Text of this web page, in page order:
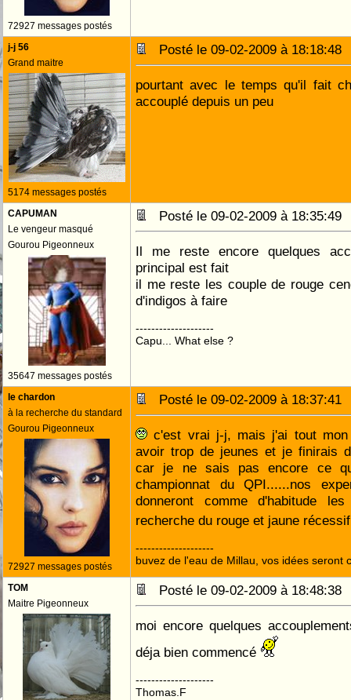
72927 messages postés
j-j 56
Grand maitre
5174 messages postés
Posté le 09-02-2009 à
pourtant avec le temps qu'il fait
accouplé depuis un peu
CAPUMAN
Le vengeur masqué
Gourou Pigeonneux
35647 messages postés
Posté le 09-02-2009 à
Il me reste encore quelques
principal est fait
il me reste les couple de rouge
d'indigos à faire
--------------------
Capu... What else ?
le chardon
à la recherche du standard
Gourou Pigeonneux
72927 messages postés
Posté le 09-02-2009 à
c'est vrai j-j, mais j'ai tout
avoir trop de jeunes et je finirais
car je ne sais pas encore ce
championnat du QPI......nos
donneront comme d'habitude
recherche du rouge et jaune
--------------------
buvez de l'eau de Millau, vos idées seront
TOM
Maitre Pigeonneux
Posté le 09-02-2009 à
moi encore quelques
déja bien commencé
--------------------
Thomas.F